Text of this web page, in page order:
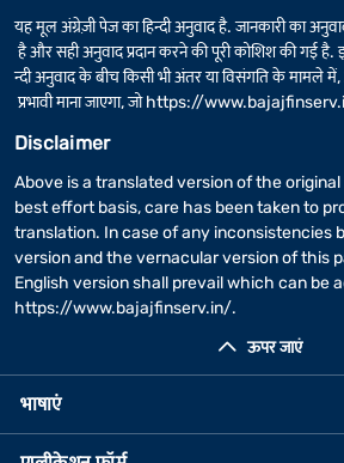
ऊपर जाएं
यह मूल अंग्रेज़ी पेज का हिन्दी अनुवाद है. जानकारी का
है और सही अनुवाद प्रदान करने की पूरी कोशिश की गई है.
न्दी अनुवाद के बीच किसी भी अंतर या विसंगति के मामले
प्रभावी माना जाएगा, जोhttps://
Disclaimer
Above is a translated version of the original
best effort basis, care has been taken to
translation. In case of any inconsistencies
version and the vernacular version of this
English version shall prevail which can be
https://www.bajajfinserv.in/.
भाषाएं